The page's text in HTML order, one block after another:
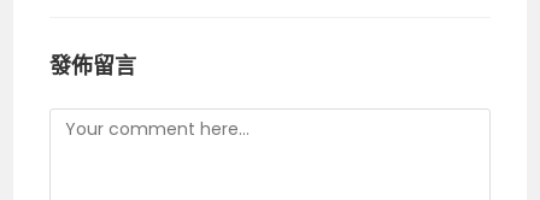
發佈留言
Comment